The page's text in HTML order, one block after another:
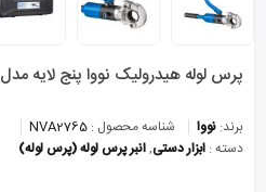
پرس لوله هیدرولیک نووا پنج لایه مدل 2765
برند: نووا شناسه محصول : NVA2765
دسته : ابزار دستی,انبر پرس لوله (پرس لوله)